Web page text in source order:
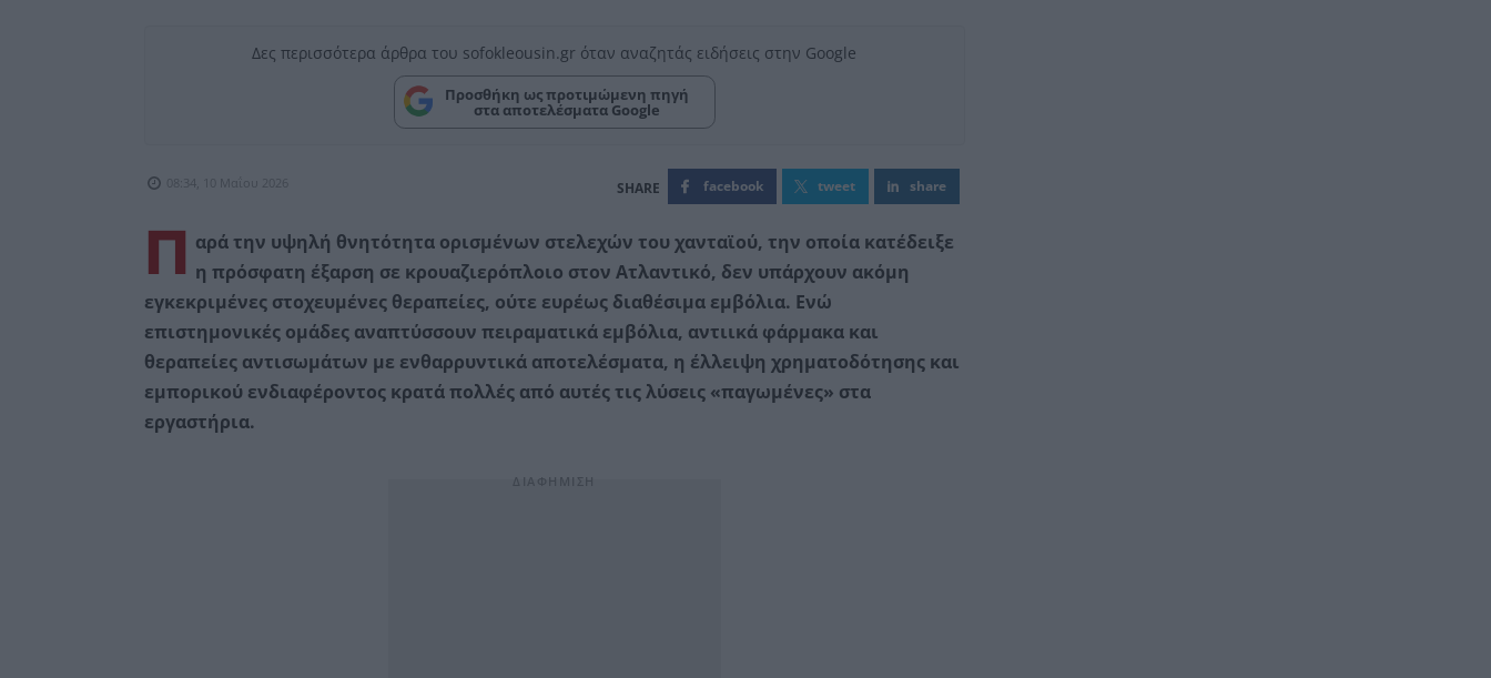
Δες περισσότερα άρθρα του sofokleousin.gr όταν αναζητάς ειδήσεις στην Google
Προσθήκη ως προτιμώμενη πηγή
στα αποτελέσματα Google
08:34, 10 Μαΐου 2026 facebook tweet share
Π
αρά την υψηλή θνητότητα ορισμένων στελεχών του χανταϊού, την οποία κατέδειξε
η πρόσφατη έξαρση σε κρουαζιερόπλοιο στον Ατλαντικό, δεν υπάρχουν ακόμη
εγκεκριμένες στοχευμένες θεραπείες, ούτε ευρέως διαθέσιμα εμβόλια. Ενώ
επιστημονικές ομάδες αναπτύσσουν πειραματικά εμβόλια, αντιικά φάρμακα και
θεραπείες αντισωμάτων με ενθαρρυντικά αποτελέσματα, η έλλειψη χρηματοδότησης και
εμπορικού ενδιαφέροντος κρατά πολλές από αυτές τις λύσεις «παγωμένες» στα
εργαστήρια.